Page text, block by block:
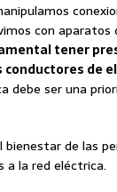
con aparatos
tener
conductores de
debe ser una
bienestar de las
a la red eléctrica.